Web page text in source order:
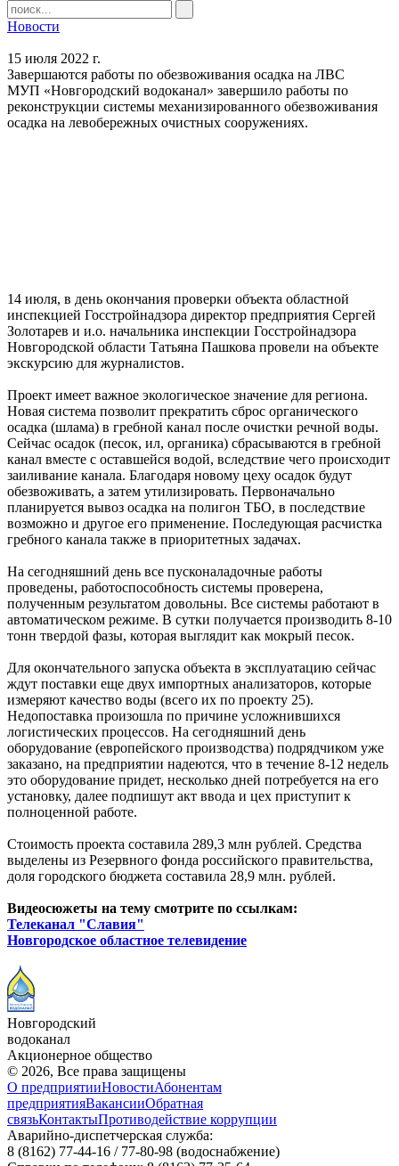
Новости
15 июля 2022 г.
Завершаются работы по обезвоживания осадка на ЛВС
МУП «Новгородский водоканал» завершило работы по
реконструкции системы механизированного обезвоживания
осадка на левобережных очистных сооружениях.
14 июля, в день окончания проверки объекта областной
инспекцией Госстройнадзора директор предприятия Сергей
Золотарев и и.о. начальника инспекции Госстройнадзора
Новгородской области Татьяна Пашкова провели на объекте
экскурсию для журналистов.
Проект имеет важное экологическое значение для региона.
Новая система позволит прекратить сброс органического
осадка (шлама) в гребной канал после очистки речной воды.
Сейчас осадок (песок, ил, органика) сбрасываются в гребной
канал вместе с оставшейся водой, вследствие чего происходит
заиливание канала. Благодаря новому цеху осадок будут
обезвоживать, а затем утилизировать. Первоначально
планируется вывоз осадка на полигон ТБО, в последствие
возможно и другое его применение. Последующая расчистка
гребного канала также в приоритетных задачах.
На сегодняшний день все пусконаладочные работы
проведены, работоспособность системы проверена,
полученным результатом довольны. Все системы работают в
автоматическом режиме. В сутки получается производить 8-10
тонн твердой фазы, которая выглядит как мокрый песок.
Для окончательного запуска объекта в эксплуатацию сейчас
ждут поставки еще двух импортных анализаторов, которые
измеряют качество воды (всего их по проекту 25).
Недопоставка произошла по причине усложнившихся
логистических процессов. На сегодняшний день
оборудование (европейского производства) подрядчиком уже
заказано, на предприятии надеются, что в течение 8-12 недель
это оборудование придет, несколько дней потребуется на его
установку, далее подпишут акт ввода и цех приступит к
полноценной работе.
Стоимость проекта составила 289,3 млн рублей. Средства
выделены из Резервного фонда российского правительства,
доля городского бюджета составила 28,9 млн. рублей.
Видеосюжеты на тему смотрите по ссылкам:
Телеканал "Славия"
Новгородское областное телевидение
Новгородский
водоканал
Акционерное общество
© 2026, Все права защищены
О предприятииНовостиАбонентам
предприятияВакансииОбратная
связьКонтактыПротиводействие коррупции
Аварийно-диспетчерская служба:
8 (8162) 77-44-16 / 77-80-98 (водоснабжение)